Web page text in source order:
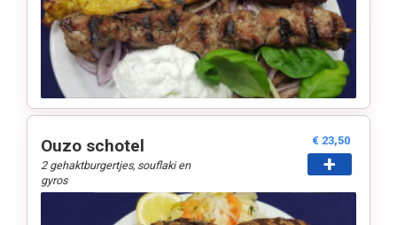
Ouzo schotel
2 gehaktburgertjes, souflaki en
gyros
€ 23,50
+